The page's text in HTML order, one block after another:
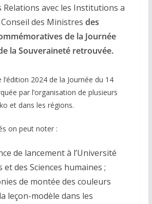
Relations avec les Institutions a
des Ministres des
de la Journée
la Souveraineté retrouvée.
2024 de la Journée du 14
par l’organisation de plusieurs
et dans les régions.
on peut noter :
de lancement à l’Université
et des Sciences humaines ;
de montée des couleurs
leçon-modèle dans les